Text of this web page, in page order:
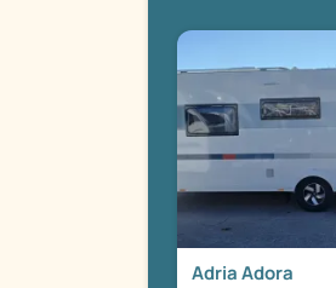
Adria Adora